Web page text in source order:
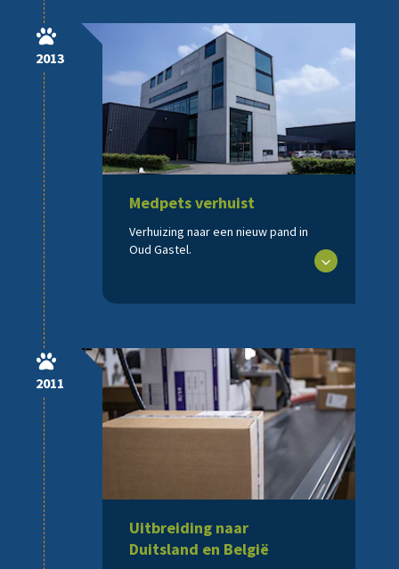
2013
Medpets verhuist
Verhuizing naar een nieuw pand in
Oud Gastel.
2011
Uitbreiding naar
Duitsland en België